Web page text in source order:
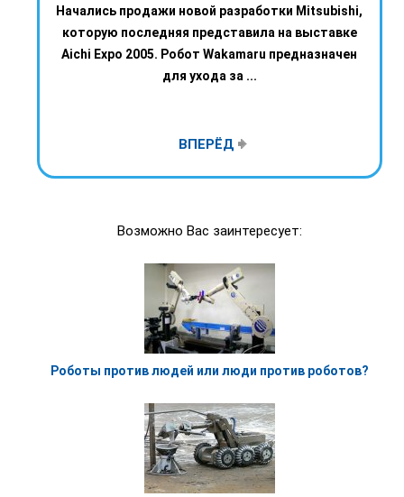
Начались продажи новой разработки Mitsubishi,
которую последняя представила на выставке
Aichi Expo 2005. Робот Wakamaru предназначен
для ухода за ...
ВПЕРЁД
Возможно Вас заинтересует:
Роботы против людей или люди против роботов?